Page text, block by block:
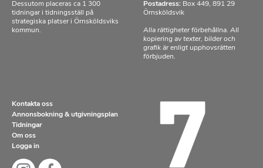
Dessutom placeras ca 1 300
tidningar i tidningsställ på
strategiska platser i Örnsköldsviks
kommun.
Postadress: Box 449, 891 29
Örnsköldsvik
Alla rättigheter förbehållna. All
kopiering av texter, bilder och
grafik är enligt upphovsrätten
förbjuden.
Kontakta oss
Annonsbokning & utgivningsplan
Tidningar
Om oss
Logga in